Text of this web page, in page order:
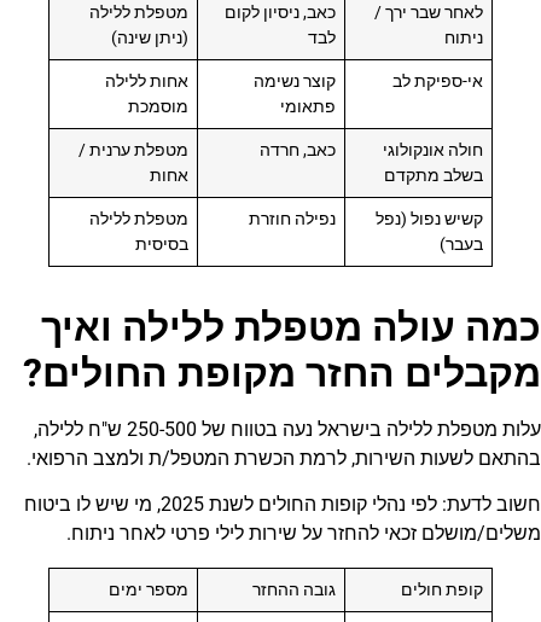
לאחר שבר ירך /
ניתוח
כאב, ניסיון לקום
לבד
מטפלת ללילה
(ניתן שינה)
אי-ספיקת לב
קוצר נשימה
פתאומי
אחות ללילה
מוסמכת
חולה אונקולוגי
בשלב מתקדם
כאב, חרדה
מטפלת ערנית /
אחות
קשיש נפול (נפל
בעבר)
נפילה חוזרת
מטפלת ללילה
בסיסית
כמה עולה מטפלת ללילה ואיך
מקבלים החזר מקופת החולים?
עלות מטפלת ללילה בישראל נעה בטווח של 250-500 ש"ח ללילה,
בהתאם לשעות השירות, לרמת הכשרת המטפל/ת ולמצב הרפואי.
חשוב לדעת: לפי נהלי קופות החולים לשנת 2025, מי שיש לו ביטוח
משלים/מושלם זכאי להחזר על שירות לילי פרטי לאחר ניתוח.
קופת חולים גובה ההחזר מספר ימים